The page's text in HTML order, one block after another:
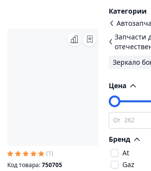
Категории
Запчасти
Зеркало
Цена
От
Бренд
At
Gaz
(1)
Код товара:750705